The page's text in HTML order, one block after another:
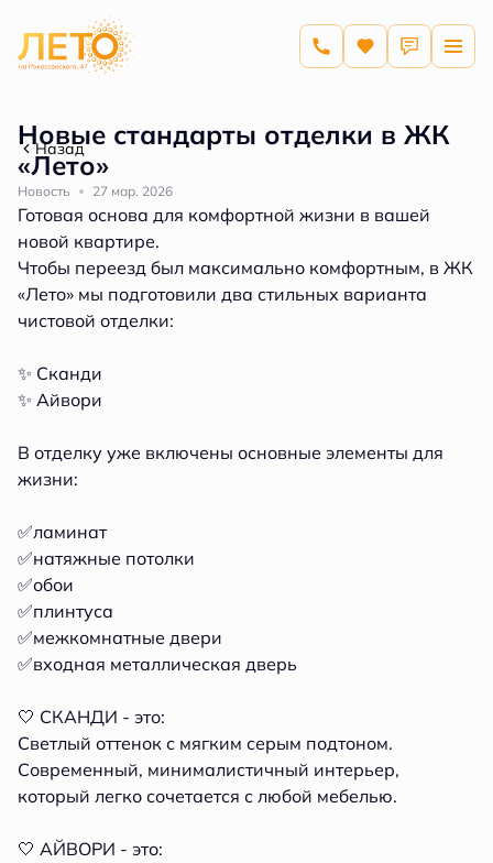
Назад
Новые стандарты отделки в ЖК
«Лето»
Новость 27 мар. 2026
Готовая основа для комфортной жизни в вашей
новой квартире.
Чтобы переезд был максимально комфортным, в ЖК
«Лето» мы подготовили два стильных варианта
чистовой отделки:
✨ Сканди
✨ Айвори
В отделку уже включены основные элементы для
жизни:
✅ламинат
✅натяжные потолки
✅обои
✅плинтуса
✅межкомнатные двери
✅входная металлическая дверь
🤍 СКАНДИ - это:
Светлый оттенок с мягким серым подтоном.
Современный, минималистичный интерьер,
который легко сочетается с любой мебелью.
🤍 АЙВОРИ - это: